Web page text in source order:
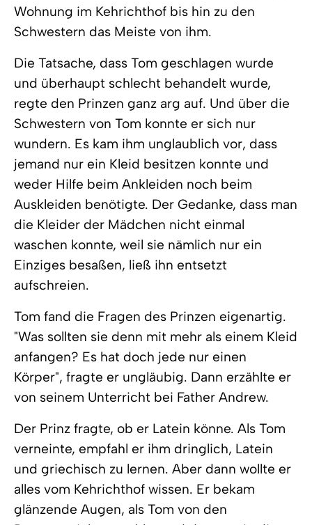
Wohnung im Kehrichthof bis hin zu den
Schwestern das Meiste von ihm.
Die Tatsache, dass Tom geschlagen wurde
und überhaupt schlecht behandelt wurde,
regte den Prinzen ganz arg auf. Und über die
Schwestern von Tom konnte er sich nur
wundern. Es kam ihm unglaublich vor, dass
jemand nur ein Kleid besitzen konnte und
weder Hilfe beim Ankleiden noch beim
Auskleiden benötigte. Der Gedanke, dass man
die Kleider der Mädchen nicht einmal
waschen konnte, weil sie nämlich nur ein
Einziges besaßen, ließ ihn entsetzt
aufschreien.
Tom fand die Fragen des Prinzen eigenartig.
"Was sollten sie denn mit mehr als einem Kleid
anfangen? Es hat doch jede nur einen
Körper", fragte er ungläubig. Dann erzählte er
von seinem Unterricht bei Father Andrew.
Der Prinz fragte, ob er Latein könne. Als Tom
verneinte, empfahl er ihm dringlich, Latein
und griechisch zu lernen. Aber dann wollte er
alles vom Kehrichthof wissen. Er bekam
glänzende Augen, als Tom von den